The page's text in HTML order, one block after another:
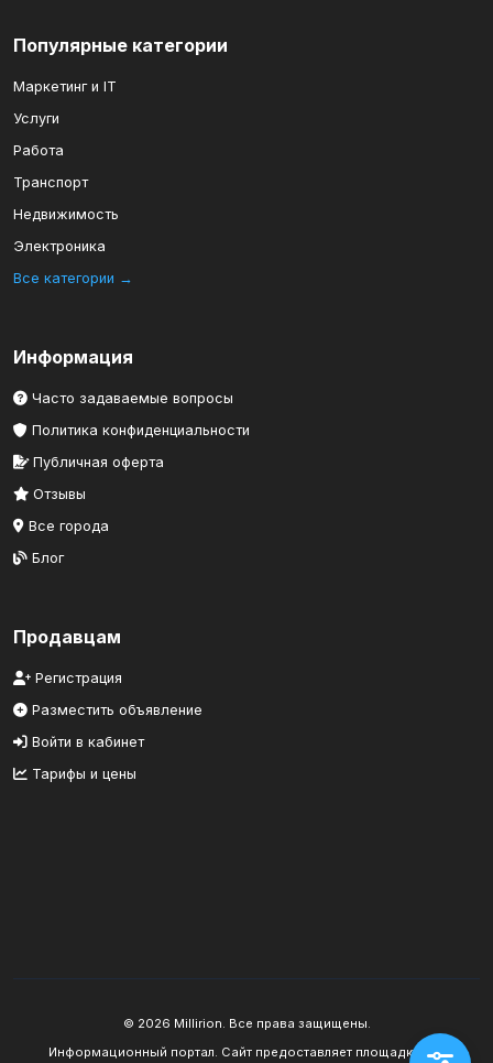
Популярные категории
Маркетинг и IT
Услуги
Работа
Транспорт
Недвижимость
Электроника
Все категории →
Информация
Часто задаваемые вопросы
Политика конфиденциальности
Публичная оферта
Отзывы
Все города
Блог
Продавцам
Регистрация
Разместить объявление
Войти в кабинет
Тарифы и цены
© 2026 Millirion. Все права защищены.
Информационный портал. Сайт предоставляет площадку для